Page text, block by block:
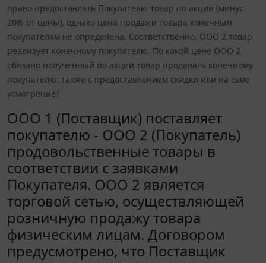
право предоставлять Покупателю товар по акции (минус
20% от цены), однако цена продажи товара конечным
покупателям не определена. Соответственно, ООО 2 товар
реализует конечному покупателю. По какой цене ООО 2
обязано полученный по акции товар продавать конечному
покупателю: также с предоставлением скидки или на свое
усмотрение?
ООО 1 (Поставщик) поставляет
покупателю - ООО 2 (Покупатель)
продовольственные товары в
соответствии с заявками
Покупателя. ООО 2 является
торговой сетью, осуществляющей
розничную продажу товара
физическим лицам. Договором
предусмотрено, что Поставщик